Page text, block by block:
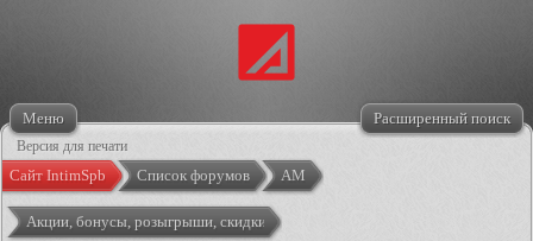
Меню Расширенный поиск
Версия для печати
Сайт IntimSpb Список форумов АМ
Акции, бонусы, розыгрыши, скидки